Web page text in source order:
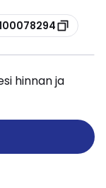
hinnan ja